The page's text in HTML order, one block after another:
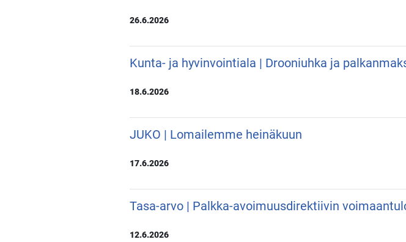
26.6.2026
Kunta- ja hyvinvointiala | Drooniuhka ja
18.6.2026
JUKO | Lomailemme heinäkuun
17.6.2026
Tasa-arvo | Palkka-avoimuusdirektiivin
12.6.2026